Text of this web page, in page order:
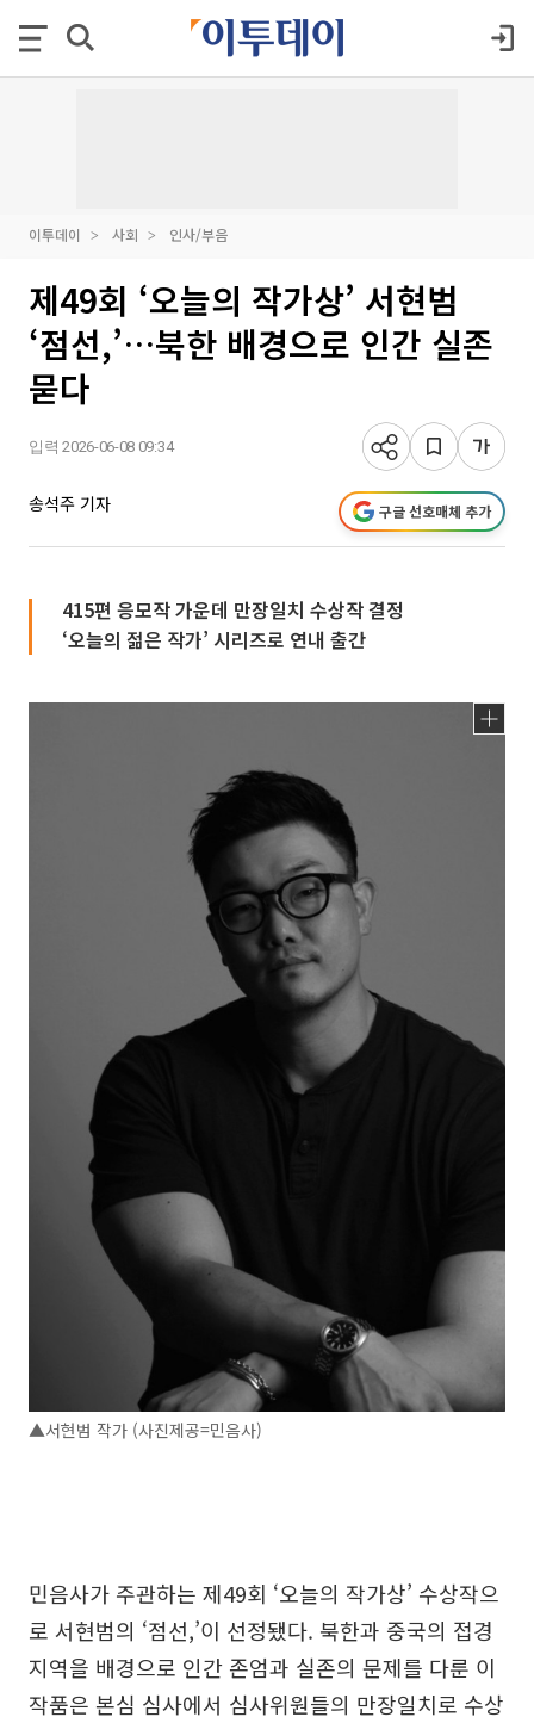
이투데이 사회 인사/부음
제49회 ‘오늘의 작가상’ 서현범
‘점선,’…북한 배경으로 인간 실존
묻다
입력 2026-06-08 09:34
송석주 기자 구글 선호매체 추가
415편 응모작 가운데 만장일치 수상작 결정
‘오늘의 젊은 작가’ 시리즈로 연내 출간
▲서현범 작가 (사진제공=민음사)
민음사가 주관하는 제49회 ‘오늘의 작가상’ 수상작으
로 서현범의 ‘점선,’이 선정됐다. 북한과 중국의 접경
지역을 배경으로 인간 존엄과 실존의 문제를 다룬 이
작품은 본심 심사에서 심사위원들의 만장일치로 수상